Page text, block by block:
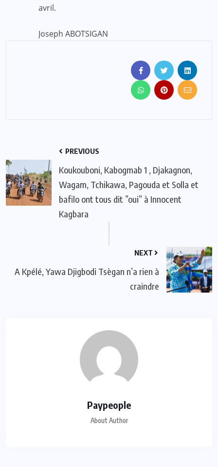
avril.
Joseph ABOTSIGAN
PREVIOUS
Koukouboni, Kabogmab 1 , Djakagnon,
Wagam, Tchikawa, Pagouda et Solla et
bafilo ont tous dit ”oui” à Innocent
Kagbara
NEXT
A Kpélé, Yawa Djigbodi Tsègan n’a rien à
craindre
Paypeople
About Author